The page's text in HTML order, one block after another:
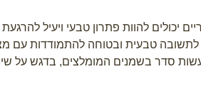
שמנים אתריים יכולים להוות פתרון טבעי
לתשובה טבעית ובטוחה להתמודדות עם
סדר בשמנים המומלצים, בדגש על